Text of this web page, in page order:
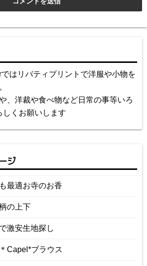
はリバティプリントで洋服や小物を
、洋裁や食べ物など日常の事等いろ
しくお願いします
ジ
最適お寺のお香
の上下
激安生地探し
Capel*ブラウス